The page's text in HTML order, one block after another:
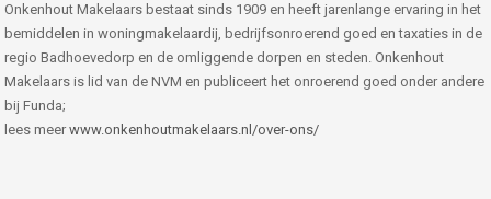
Onkenhout Makelaars bestaat sinds 1909 en heeft jarenlange ervaring in het
bemiddelen in woningmakelaardij, bedrijfsonroerend goed en taxaties in de
regio Badhoevedorp en de omliggende dorpen en steden. Onkenhout
Makelaars is lid van de NVM en publiceert het onroerend goed onder andere
bij Funda;
lees meer www.onkenhoutmakelaars.nl/over-ons/